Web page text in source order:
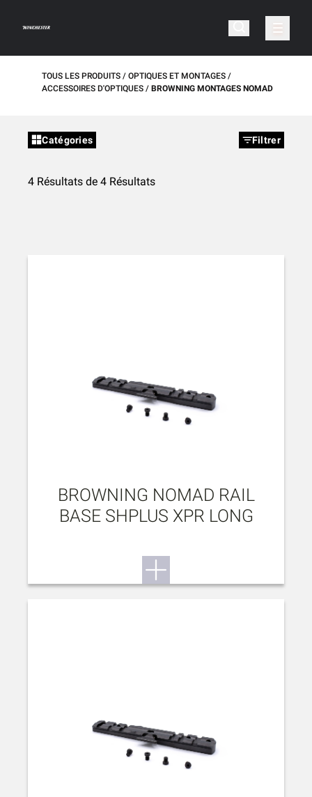
TOUS LES PRODUITS
OPTIQUES ET MONTAGES
ACCESSOIRES D'OPTIQUES
BROWNING MONTAGES NOMAD
Catégories Filtrer
4 Résultats de 4 Résultats
BROWNING NOMAD RAIL
BASE SHPLUS XPR LONG